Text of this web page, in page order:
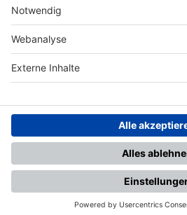
Nutzungsbedingungen Datenschutz